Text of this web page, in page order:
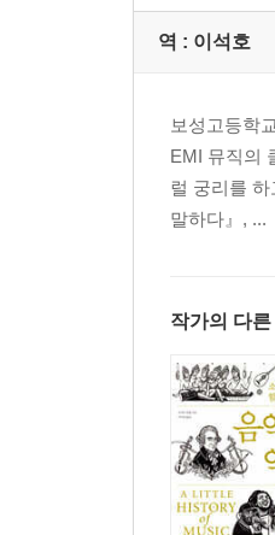
역 : 이석호
보성고등학
EMI 뮤직의
럴 궁리를
말하다』, ...
작가의 다